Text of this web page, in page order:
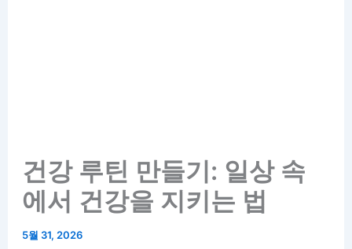
건강 루틴 만들기: 일상 속
에서 건강을 지키는 법
5월 31, 2026